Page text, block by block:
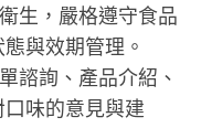
生，嚴格遵守食品
與效期管理。
諮詢、產品介紹、
味的意見與建